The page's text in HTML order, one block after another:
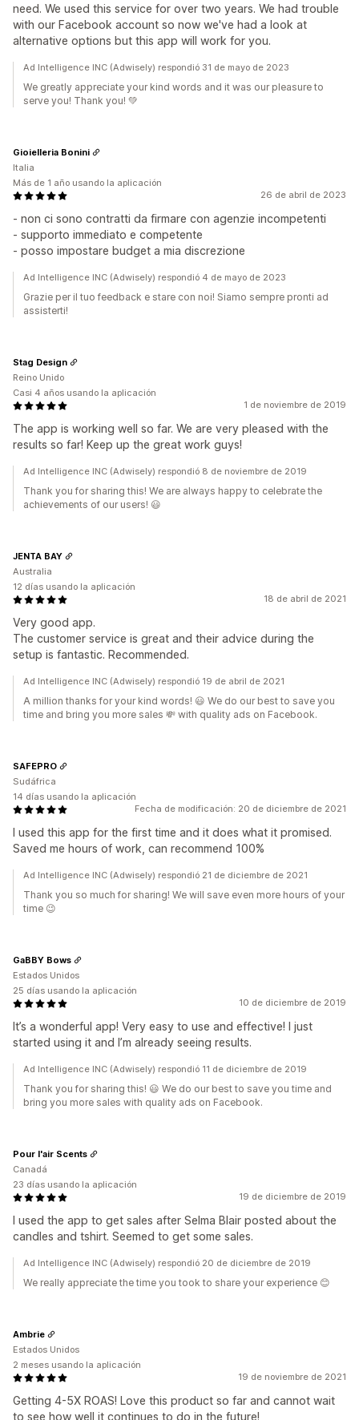
need. We used this service for over two years. We had trouble
with our Facebook account so now we've had a look at
alternative options but this app will work for you.
Ad Intelligence INC (Adwisely) respondió 31 de mayo de 2023
We greatly appreciate your kind words and it was our pleasure to
serve you! Thank you! 💚
26 de abril de 2023
- non ci sono contratti da firmare con agenzie incompetenti
- supporto immediato e competente
- posso impostare budget a mia discrezione
Gioielleria Bonini
Italia
Más de 1 año usando la aplicación
Ad Intelligence INC (Adwisely) respondió 4 de mayo de 2023
Grazie per il tuo feedback e stare con noi! Siamo sempre pronti ad
assisterti!
1 de noviembre de 2019
The app is working well so far. We are very pleased with the
results so far! Keep up the great work guys!
Stag Design
Reino Unido
Casi 4 años usando la aplicación
Ad Intelligence INC (Adwisely) respondió 8 de noviembre de 2019
Thank you for sharing this! We are always happy to celebrate the
achievements of our users! 😃
18 de abril de 2021
Very good app.
The customer service is great and their advice during the
setup is fantastic. Recommended.
JENTA BAY
Australia
12 días usando la aplicación
Ad Intelligence INC (Adwisely) respondió 19 de abril de 2021
A million thanks for your kind words! 😃 We do our best to save you
time and bring you more sales 💸 with quality ads on Facebook.
Fecha de modificación: 20 de diciembre de 2021
I used this app for the first time and it does what it promised.
Saved me hours of work, can recommend 100%
SAFEPRO
Sudáfrica
14 días usando la aplicación
Ad Intelligence INC (Adwisely) respondió 21 de diciembre de 2021
Thank you so much for sharing! We will save even more hours of your
time 😉
10 de diciembre de 2019
It’s a wonderful app! Very easy to use and effective! I just
started using it and I’m already seeing results.
GaBBY Bows
Estados Unidos
25 días usando la aplicación
Ad Intelligence INC (Adwisely) respondió 11 de diciembre de 2019
Thank you for sharing this! 😃 We do our best to save you time and
bring you more sales with quality ads on Facebook.
19 de diciembre de 2019
I used the app to get sales after Selma Blair posted about the
candles and tshirt. Seemed to get some sales.
Pour l'air Scents
Canadá
23 días usando la aplicación
Ad Intelligence INC (Adwisely) respondió 20 de diciembre de 2019
We really appreciate the time you took to share your experience 😊
19 de noviembre de 2021
Getting 4-5X ROAS! Love this product so far and cannot wait
to see how well it continues to do in the future!
Ambrie
Estados Unidos
2 meses usando la aplicación